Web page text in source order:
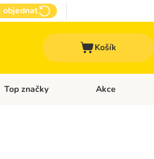
objednat
Košík
Otevřít menu: Ostatní zvířata
Top značky Otevřít menu:
Akce